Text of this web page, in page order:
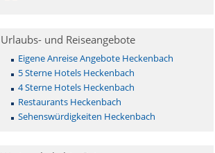
Urlaubs- und Reiseangebote
Eigene Anreise Angebote Heckenbach
5 Sterne Hotels Heckenbach
4 Sterne Hotels Heckenbach
Restaurants Heckenbach
Sehenswürdigkeiten Heckenbach